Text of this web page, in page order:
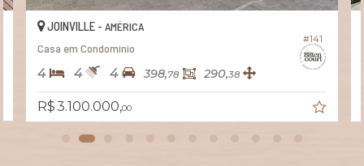
#141
JOINVILLE -AMÉRICA
Casa em Condomínio
4 4 4 398,78 290,38
R$ 3.100.000,00